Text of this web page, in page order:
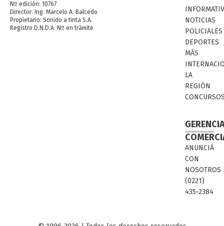
Nº edición: 10767
Director: Ing. Marcelo A. Balcedo
Propietario: Sonido a tinta S.A.
Registro D.N.D.A. Nº en trámite
NOTICIAS
POLICIALES
DEPORTES
MÁS
LA
REGIÓN
ANUNCIÁ
CON
NOSOTROS
(0221)
435-2384